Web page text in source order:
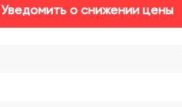
Уведомить о снижении цены